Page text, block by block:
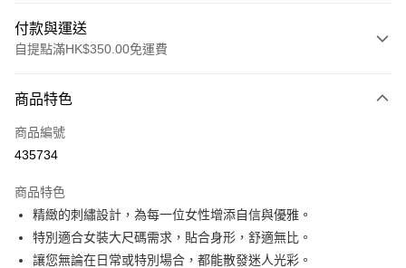
付款與運送
自提點滿HK$350.00免運費
信用卡
Apple Pay
PayMe
WeChat Pay
商品特色
商品編號
435734
商品特色
精緻的刺繡設計，為每一位女性增添自信與優雅。
特別適合女裝大尺碼需求，貼合身形，舒適無比。
讓您無論在日常或特別場合，都能散發迷人光彩。